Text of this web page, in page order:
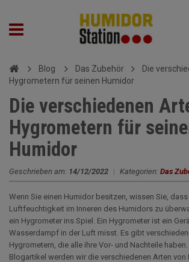
Blog Das Zubehör
Die
Hygrometern für seinen Humidor
Die verschiedenen
Hygrometern für
Humidor
Geschrieben am: 14/12/2022 | Kategorien: Das
Wenn Sie einen Humidor besitzen, wissen Sie,
Luftfeuchtigkeit im Inneren des Humidors zu
ein Hygrometer ins Spiel. Ein Hygrometer ist ein
Wasserdampf in der Luft misst. Es gibt
Hygrometern, die alle ihre Vor- und Nachteile
Blogartikel werden wir die verschiedenen Arten von